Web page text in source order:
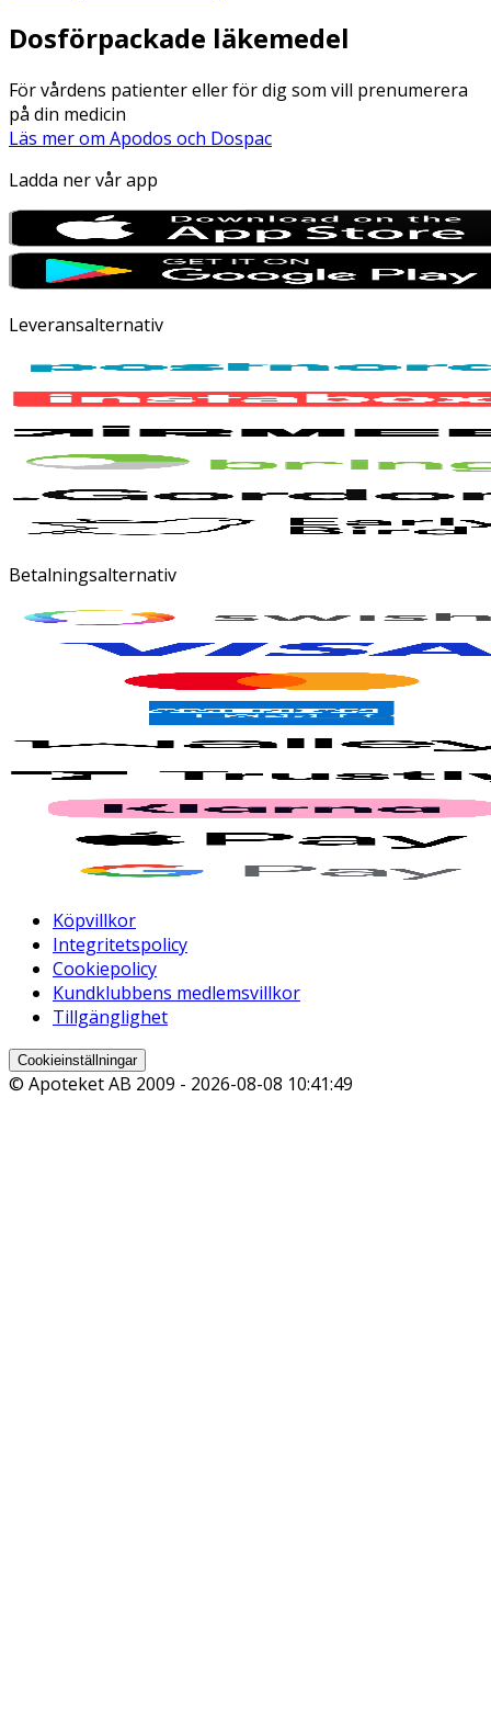
Dosförpackade läkemedel
För vårdens patienter eller för dig som vill prenumerera
på din medicin
Läs mer om Apodos och Dospac
Ladda ner vår app
Leveransalternativ
Betalningsalternativ
Köpvillkor
Integritetspolicy
Cookiepolicy
Kundklubbens medlemsvillkor
Tillgänglighet
Cookieinställningar
© Apoteket AB 2009 - 2026-08-08 10:41:49